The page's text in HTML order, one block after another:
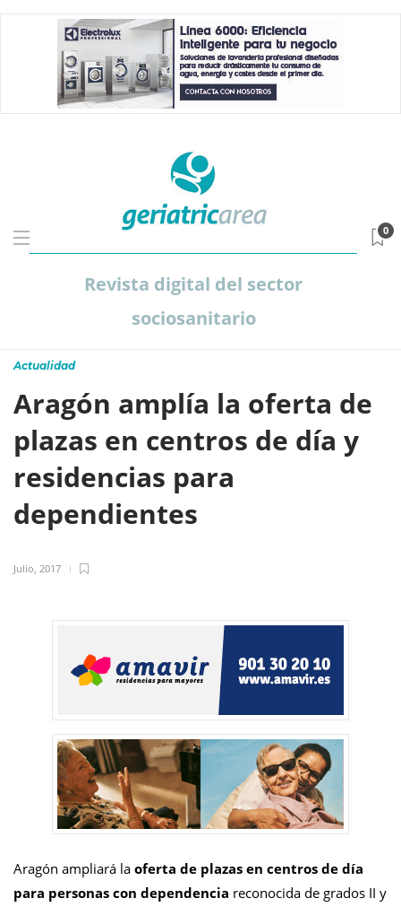
Revista digital del sector
sociosanitario
0
Actualidad
Aragón amplía la oferta de
plazas en centros de día y
residencias para
dependientes
Julio, 2017
Aragón ampliará la oferta de plazas en centros de día
para personas con dependencia reconocida de grados II y